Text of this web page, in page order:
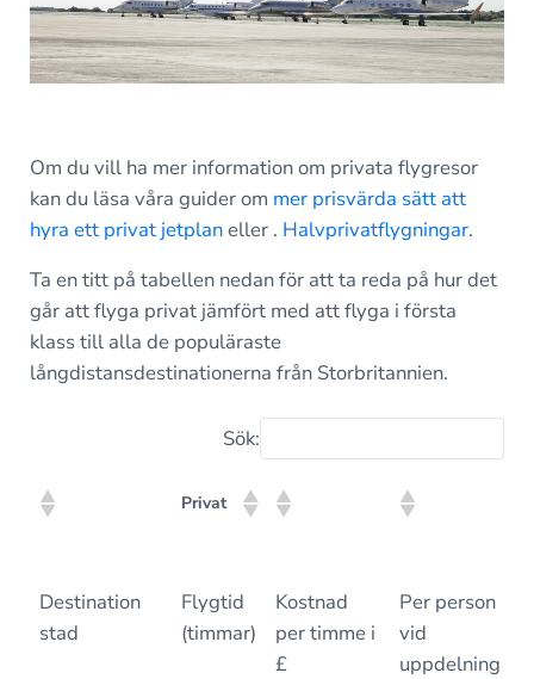
Om du vill ha mer information om privata flygresor
kan du läsa våra guider om mer prisvärda sätt att
hyra ett privat jetplaneller . Halvprivatflygningar.
Ta en titt på tabellen nedan för att ta reda på hur det
går att flyga privat jämfört med att flyga i första
klass till alla de populäraste
långdistansdestinationerna från Storbritannien.
Sök:
Privat
Privat
Destination
stad
Flygtid
(timmar)
Kostnad
per timme i
£
Per person
vid
uppdelning